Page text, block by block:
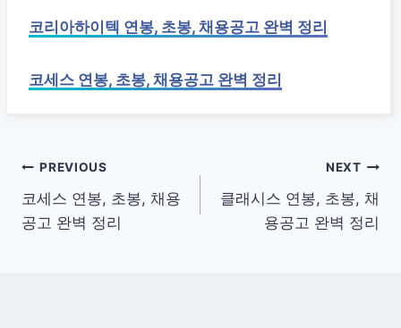
코리아하이텍 연봉, 초봉, 채용공고 완벽 정리
코세스 연봉, 초봉, 채용공고 완벽 정리
글
탐
PREVIOUS
코세스 연봉, 초봉, 채용
공고 완벽 정리
NEXT
클래시스 연봉, 초봉, 채
용공고 완벽 정리